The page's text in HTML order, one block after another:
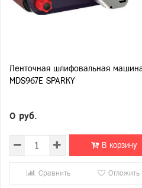
Ленточная шлифовальная
MDS967E SPARKY
0 руб.
В корзину
Сравнить Отложить